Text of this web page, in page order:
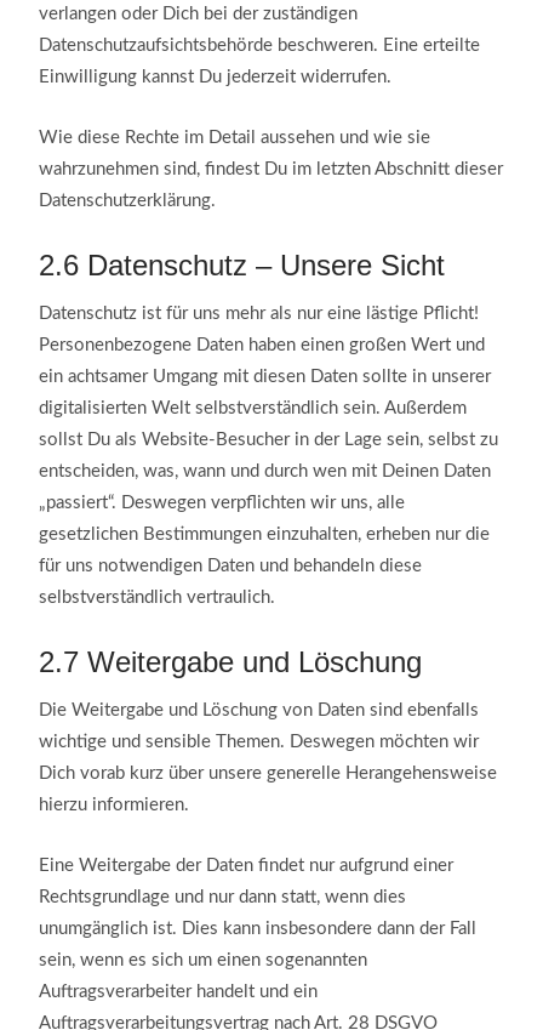
verlangen oder Dich bei der zuständigen
Datenschutzaufsichtsbehörde beschweren. Eine erteilte
Einwilligung kannst Du jederzeit widerrufen.
Wie diese Rechte im Detail aussehen und wie sie
wahrzunehmen sind, findest Du im letzten Abschnitt dieser
Datenschutzerklärung.
2.6 Datenschutz – Unsere Sicht
Datenschutz ist für uns mehr als nur eine lästige Pflicht!
Personenbezogene Daten haben einen großen Wert und
ein achtsamer Umgang mit diesen Daten sollte in unserer
digitalisierten Welt selbstverständlich sein. Außerdem
sollst Du als Website-Besucher in der Lage sein, selbst zu
entscheiden, was, wann und durch wen mit Deinen Daten
„passiert“. Deswegen verpflichten wir uns, alle
gesetzlichen Bestimmungen einzuhalten, erheben nur die
für uns notwendigen Daten und behandeln diese
selbstverständlich vertraulich.
2.7 Weitergabe und Löschung
Die Weitergabe und Löschung von Daten sind ebenfalls
wichtige und sensible Themen. Deswegen möchten wir
Dich vorab kurz über unsere generelle Herangehensweise
hierzu informieren.
Eine Weitergabe der Daten findet nur aufgrund einer
Rechtsgrundlage und nur dann statt, wenn dies
unumgänglich ist. Dies kann insbesondere dann der Fall
sein, wenn es sich um einen sogenannten
Auftragsverarbeiter handelt und ein
Auftragsverarbeitungsvertrag nach Art. 28 DSGVO